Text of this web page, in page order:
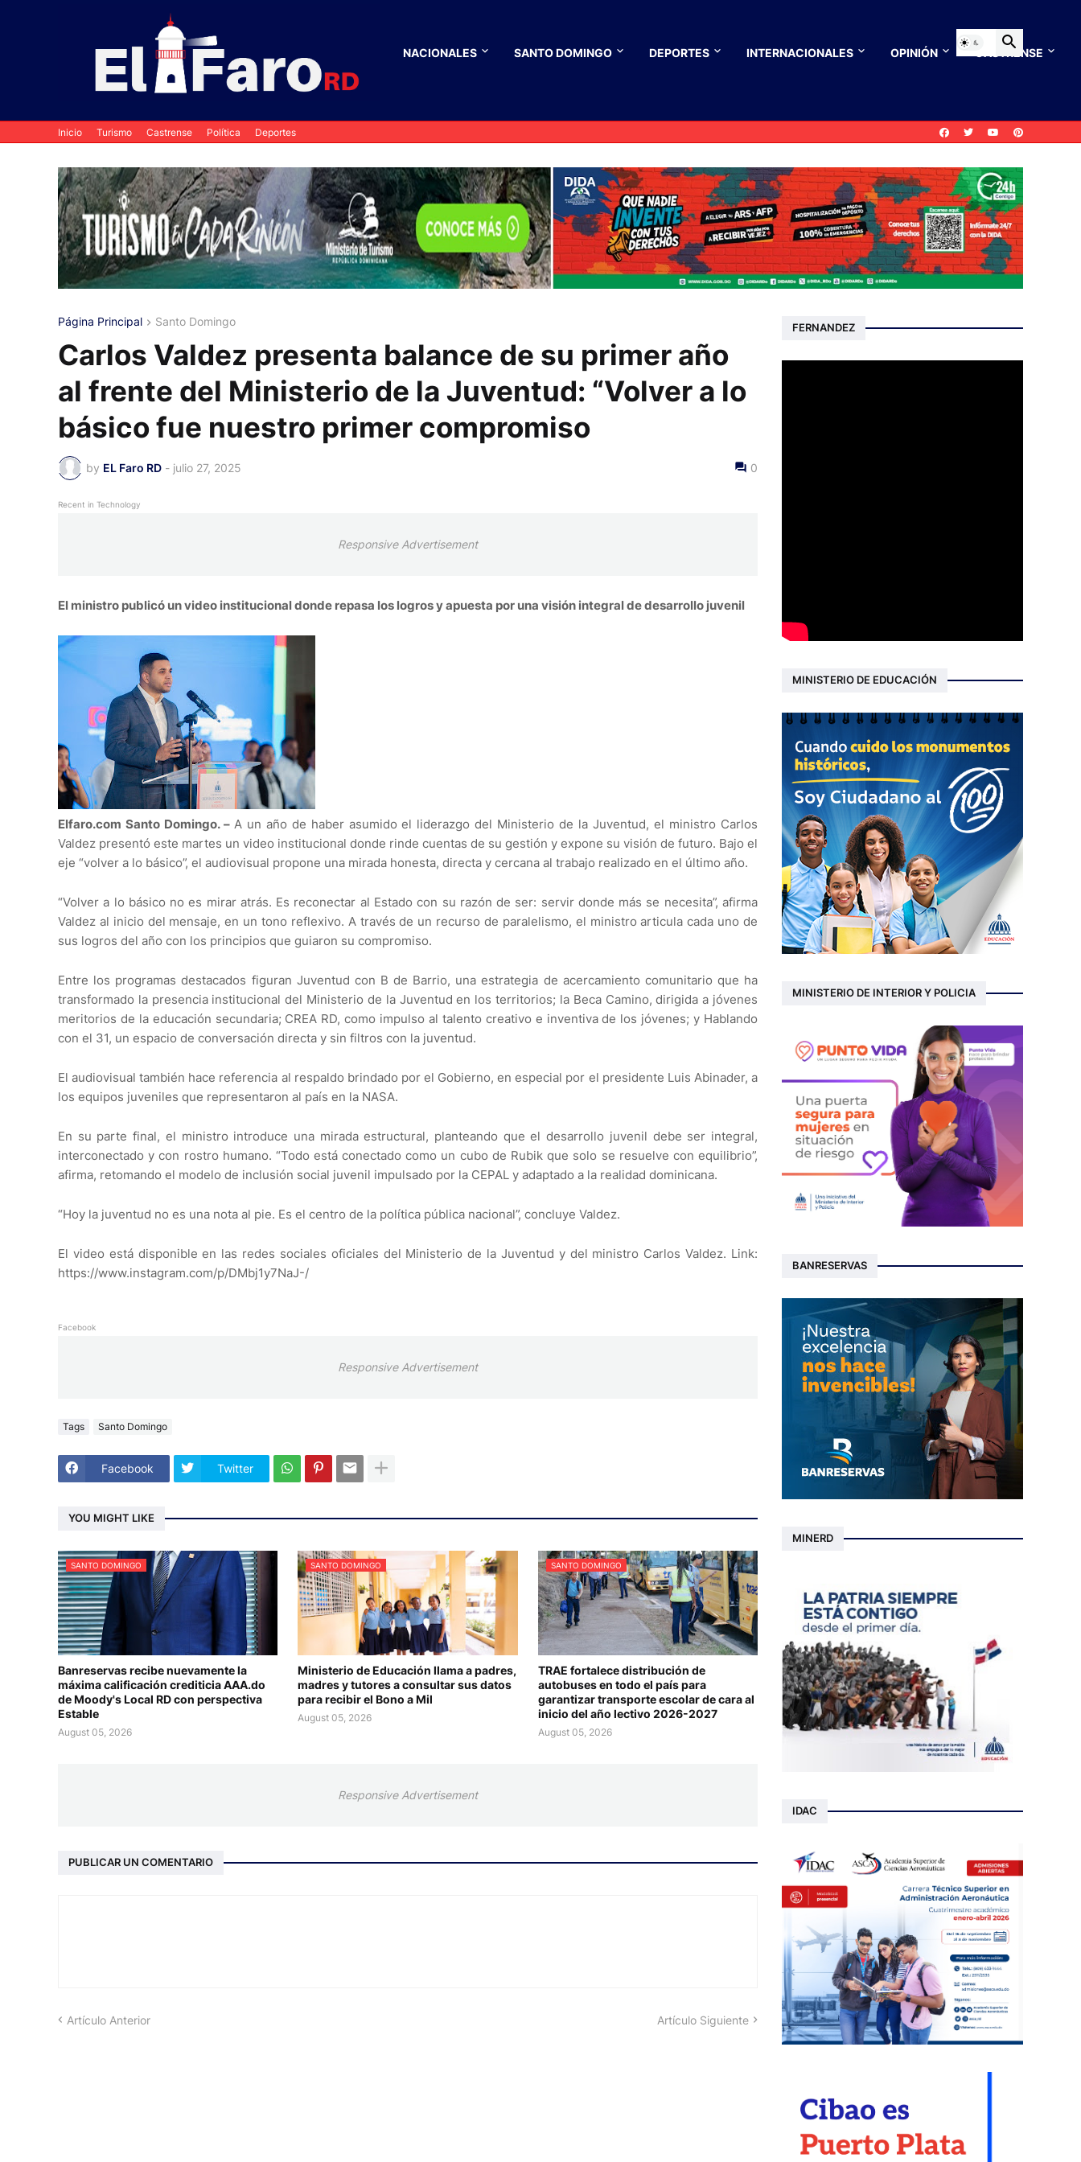
NACIONALES SANTO DOMINGO DEPORTES INTERNACIONALES OPINIÓN CASTRENSE
Inicio Turismo Castrense Política Deportes
Página Principal Santo Domingo
Carlos Valdez presenta balance de su primer año
al frente del Ministerio de la Juventud: “Volver a lo
básico fue nuestro primer compromiso
by EL Faro RD - julio 27, 2025 0
Recent in Technology
Responsive Advertisement
El ministro publicó un video institucional donde repasa los logros y apuesta por una visión integral de desarrollo juvenil
Elfaro.com Santo Domingo. – A un año de haber asumido el liderazgo del Ministerio de la Juventud, el ministro Carlos
Valdez presentó este martes un video institucional donde rinde cuentas de su gestión y expone su visión de futuro. Bajo el
eje “volver a lo básico”, el audiovisual propone una mirada honesta, directa y cercana al trabajo realizado en el último año.
“Volver a lo básico no es mirar atrás. Es reconectar al Estado con su razón de ser: servir donde más se necesita”, afirma
Valdez al inicio del mensaje, en un tono reflexivo. A través de un recurso de paralelismo, el ministro articula cada uno de
sus logros del año con los principios que guiaron su compromiso.
Entre los programas destacados figuran Juventud con B de Barrio, una estrategia de acercamiento comunitario que ha
transformado la presencia institucional del Ministerio de la Juventud en los territorios; la Beca Camino, dirigida a jóvenes
meritorios de la educación secundaria; CREA RD, como impulso al talento creativo e inventiva de los jóvenes; y Hablando
con el 31, un espacio de conversación directa y sin filtros con la juventud.
El audiovisual también hace referencia al respaldo brindado por el Gobierno, en especial por el presidente Luis Abinader, a
los equipos juveniles que representaron al país en la NASA.
En su parte final, el ministro introduce una mirada estructural, planteando que el desarrollo juvenil debe ser integral,
interconectado y con rostro humano. “Todo está conectado como un cubo de Rubik que solo se resuelve con equilibrio”,
afirma, retomando el modelo de inclusión social juvenil impulsado por la CEPAL y adaptado a la realidad dominicana.
“Hoy la juventud no es una nota al pie. Es el centro de la política pública nacional”, concluye Valdez.
El video está disponible en las redes sociales oficiales del Ministerio de la Juventud y del ministro Carlos Valdez. Link:
https://www.instagram.com/p/DMbj1y7NaJ-/
Facebook
Responsive Advertisement
Tags Santo Domingo
Facebook Twitter
YOU MIGHT LIKE
SANTO DOMINGO
Banreservas recibe nuevamente la
máxima calificación crediticia AAA.do
de Moody's Local RD con perspectiva
Estable
August 05, 2026
SANTO DOMINGO
Ministerio de Educación llama a padres,
madres y tutores a consultar sus datos
para recibir el Bono a Mil
August 05, 2026
SANTO DOMINGO
TRAE fortalece distribución de
autobuses en todo el país para
garantizar transporte escolar de cara al
inicio del año lectivo 2026-2027
August 05, 2026
Responsive Advertisement
PUBLICAR UN COMENTARIO
Artículo Anterior Artículo Siguiente
FERNANDEZ
MINISTERIO DE EDUCACIÓN
MINISTERIO DE INTERIOR Y POLICIA
BANRESERVAS
MINERD
IDAC